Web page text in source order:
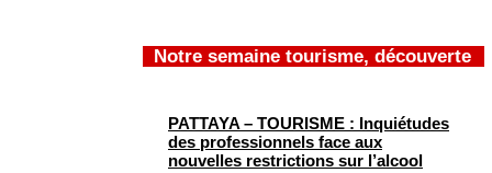
Notre semaine tourisme, découverte
PATTAYA – TOURISME : Inquiétudes
des professionnels face aux
nouvelles restrictions sur l’alcool